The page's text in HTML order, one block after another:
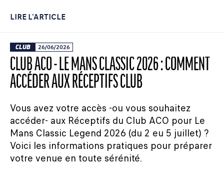
LIRE L'ARTICLE
CLUB 26/06/2026
CLUB ACO - LE MANS CLASSIC 2026 : COMMENT
ACCÉDER AUX RÉCEPTIFS CLUB
Vous avez votre accès -ou vous souhaitez
accéder- aux Réceptifs du Club ACO pour Le
Mans Classic Legend 2026 (du 2 eu 5 juillet) ?
Voici les informations pratiques pour préparer
votre venue en toute sérénité.